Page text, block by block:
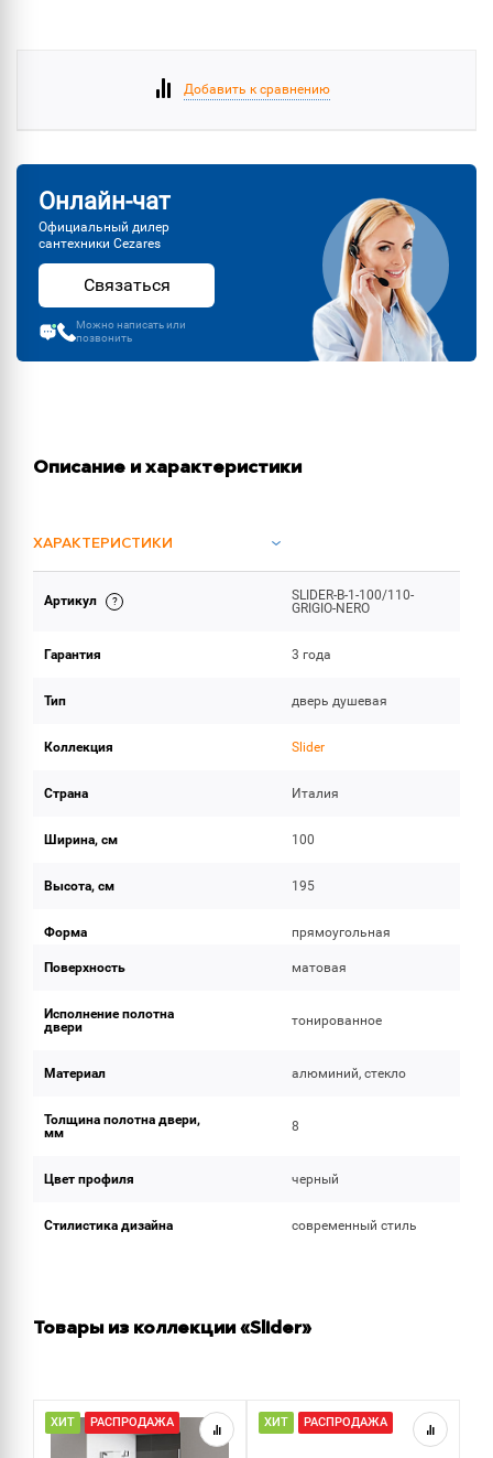
Добавить к сравнению
Онлайн-чат
Официальный дилер
сантехники Cezares
Связаться
Можно написать или
позвонить
Описание и характеристики
ХАРАКТЕРИСТИКИ
ОБЪЕМ ПОСТАВКИ
Артикул
SLIDER-B-1-100/110-
GRIGIO-NERO
Гарантия 3 года
Тип дверь душевая
Коллекция Slider
Страна Италия
Ширина, см 100
Высота, см 195
Форма прямоугольная
Поверхность матовая
Исполнение полотна
двери
тонированное
Материал алюминий, стекло
Толщина полотна двери,
мм
8
Цвет профиля черный
Стилистика дизайна современный стиль
Товары из коллекции «Slider»
ХИТ РАСПРОДАЖА ХИТ РАСПРОДАЖА